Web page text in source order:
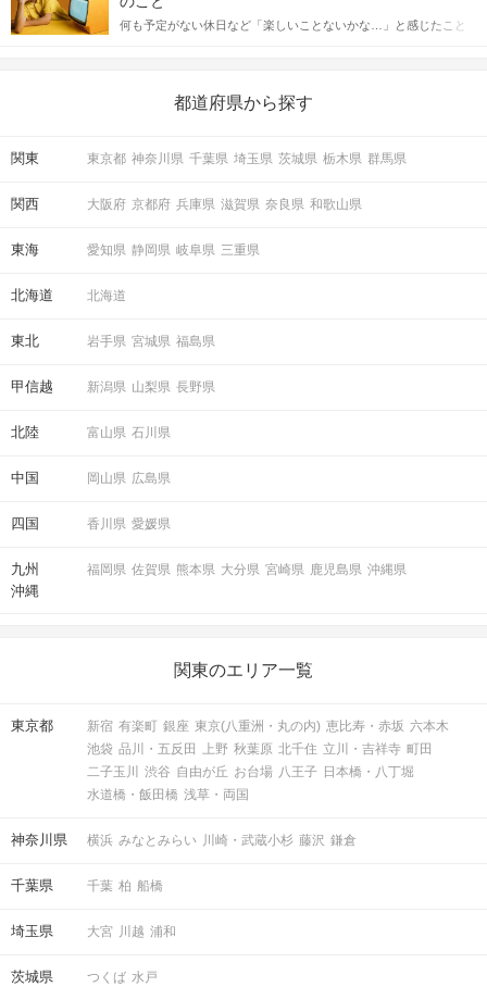
送るLINEでのデートの誘い方のコツをご紹介します。例文も混じ
えながら解説するので、ぜひ参考にしてください。
何も予定がない休日など「楽しいことないかな…」と感じたこと
の楽しいことアイデアを集めました♪ いままさに楽しいことを探し
都道府県から探す
関東 東京都 神奈川県 千葉県 埼玉県 茨城県 栃木県 群馬県
関西 大阪府 京都府 兵庫県 滋賀県 奈良県 和歌山県
東海 愛知県 静岡県 岐阜県 三重県
北海道 北海道
東北 岩手県 宮城県 福島県
甲信越 新潟県 山梨県 長野県
北陸 富山県 石川県
中国 岡山県 広島県
四国 香川県 愛媛県
九州
沖縄
福岡県 佐賀県 熊本県 大分県 宮崎県 鹿児島県 沖縄県
関東のエリア一覧
東京都 新宿 有楽町 銀座 東京(八重洲・丸の内) 恵比寿・赤坂 六本木
池袋 品川・五反田 上野 秋葉原 北千住 立川・吉祥寺 町田
二子玉川
渋谷 自由が丘 お台場 八王子 日本橋・八丁堀
水道橋・飯田橋 浅草・両国
神奈川県 横浜 みなとみらい 川崎・武蔵小杉 藤沢 鎌倉
千葉県 千葉 柏 船橋
埼玉県 大宮 川越 浦和
茨城県 つくば 水戸